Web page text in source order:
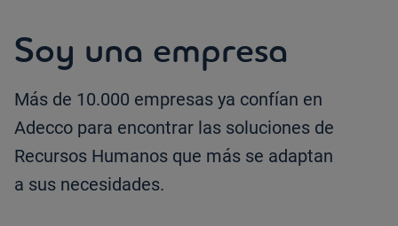
Soy una empresa
Más de 10.000 empresas ya confían en
Adecco para encontrar las soluciones de
Recursos Humanos que más se adaptan
a sus necesidades.